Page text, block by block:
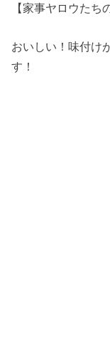
【家事ヤロウたち
おいしい！味付け
す！